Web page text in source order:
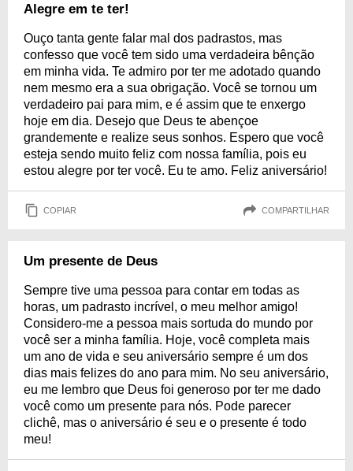
Alegre em te ter!
Ouço tanta gente falar mal dos padrastos, mas
confesso que você tem sido uma verdadeira bênção
em minha vida. Te admiro por ter me adotado quando
nem mesmo era a sua obrigação. Você se tornou um
verdadeiro pai para mim, e é assim que te enxergo
hoje em dia. Desejo que Deus te abençoe
grandemente e realize seus sonhos. Espero que você
esteja sendo muito feliz com nossa família, pois eu
estou alegre por ter você. Eu te amo. Feliz aniversário!
COPIAR COMPARTILHAR
Um presente de Deus
Sempre tive uma pessoa para contar em todas as
horas, um padrasto incrível, o meu melhor amigo!
Considero-me a pessoa mais sortuda do mundo por
você ser a minha família. Hoje, você completa mais
um ano de vida e seu aniversário sempre é um dos
dias mais felizes do ano para mim. No seu aniversário,
eu me lembro que Deus foi generoso por ter me dado
você como um presente para nós. Pode parecer
clichê, mas o aniversário é seu e o presente é todo
meu!